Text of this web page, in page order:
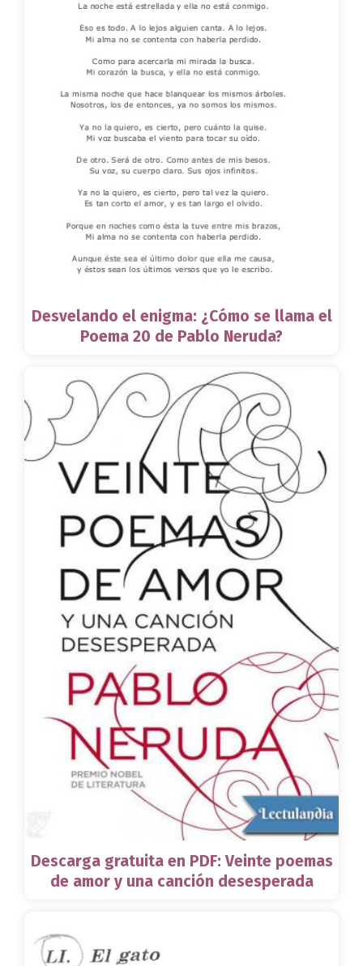
Desvelando el enigma: ¿Cómo se llama el
Poema 20 de Pablo Neruda?
Descarga gratuita en PDF: Veinte poemas
de amor y una canción desesperada